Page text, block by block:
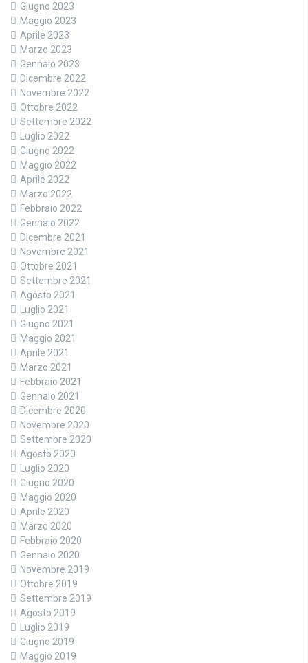
Giugno 2023
Maggio 2023
Aprile 2023
Marzo 2023
Gennaio 2023
Dicembre 2022
Novembre 2022
Ottobre 2022
Settembre 2022
Luglio 2022
Giugno 2022
Maggio 2022
Aprile 2022
Marzo 2022
Febbraio 2022
Gennaio 2022
Dicembre 2021
Novembre 2021
Ottobre 2021
Settembre 2021
Agosto 2021
Luglio 2021
Giugno 2021
Maggio 2021
Aprile 2021
Marzo 2021
Febbraio 2021
Gennaio 2021
Dicembre 2020
Novembre 2020
Settembre 2020
Agosto 2020
Luglio 2020
Giugno 2020
Maggio 2020
Aprile 2020
Marzo 2020
Febbraio 2020
Gennaio 2020
Novembre 2019
Ottobre 2019
Settembre 2019
Agosto 2019
Luglio 2019
Giugno 2019
Maggio 2019